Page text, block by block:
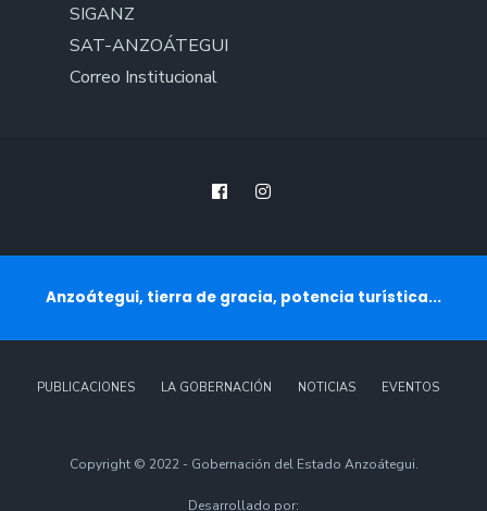
SIGANZ
SAT-ANZOÁTEGUI
Correo Institucional
Anzoátegui, tierra de gracia, potencia turística...
PUBLICACIONES LA GOBERNACIÓN NOTICIAS EVENTOS
Copyright © 2022 - Gobernación del Estado Anzoátegui.
Desarrollado por: